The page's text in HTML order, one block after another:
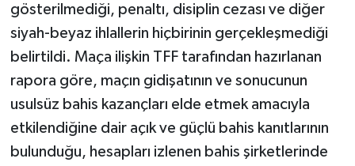
gösterilmediği, penaltı, disiplin cezası ve diğer
siyah-beyaz ihlallerin hiçbirinin gerçekleşmediği
belirtildi. Maça ilişkin TFF tarafından hazırlanan
rapora göre, maçın gidişatının ve sonucunun
usulsüz bahis kazançları elde etmek amacıyla
etkilendiğine dair açık ve güçlü bahis kanıtlarının
bulunduğu, hesapları izlenen bahis şirketlerinde